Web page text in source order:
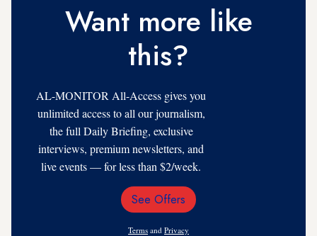
Want more like
this?
AL-MONITOR All-Access gives you
unlimited access to all our journalism,
the full Daily Briefing, exclusive
interviews, premium newsletters, and
live events — for less than $2/week.
Email
See Offers
Terms and Privacy